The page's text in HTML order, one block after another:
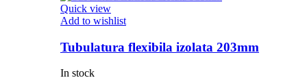
Quick view
Add to wishlist
Tubulatura flexibila izolata 203mm
In stock